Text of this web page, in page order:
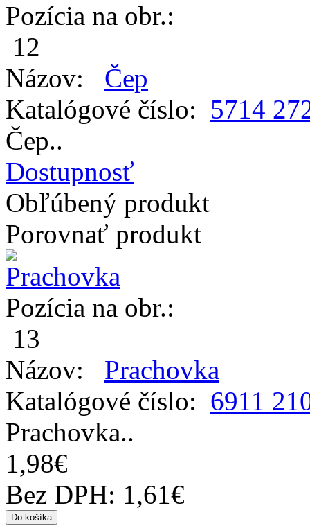
Pozícia na obr.:
12
Názov: Čep
Katalógové číslo: 5714
Čep..
Dostupnosť
Obľúbený produkt
Porovnať produkt
Pozícia na obr.:
13
Názov: Prachovka
Katalógové číslo: 6911
Prachovka..
1,98€
Bez DPH: 1,61€